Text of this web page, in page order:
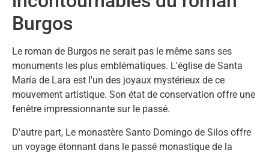
Burgos
Le roman de Burgos ne serait pas le même sans ses
monuments les plus emblématiques. L'église de Santa
María de Lara est l'un des joyaux mystérieux de ce
mouvement artistique. Son état de conservation offre une
fenêtre impressionnante sur le passé.
D'autre part, Le monastère Santo Domingo de Silos offre
un voyage étonnant dans le passé monastique de la